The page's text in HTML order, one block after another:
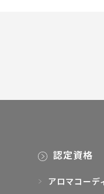
認定資格
アロマコーデ